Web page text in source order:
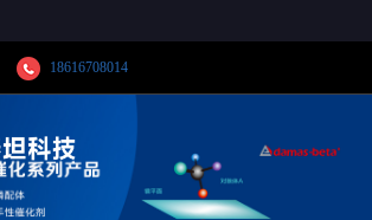
18616708014